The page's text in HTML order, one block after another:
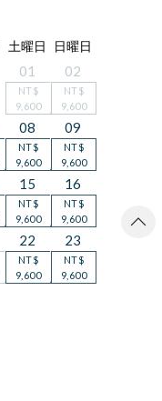
土曜日 日曜日
01
NT$
9,600
02
NT$
9,600
08
NT$
9,600
09
NT$
9,600
15
NT$
9,600
16
NT$
9,600
22
NT$
9,600
23
NT$
9,600